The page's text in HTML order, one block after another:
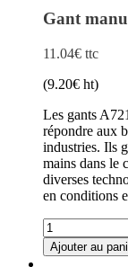
Gant
11.04€ ttc
(9.20€ ht)
Les gants
répondre aux
industries. Ils
mains dans le
diverses
en conditions
quantité
de
Gant
Ajouter au